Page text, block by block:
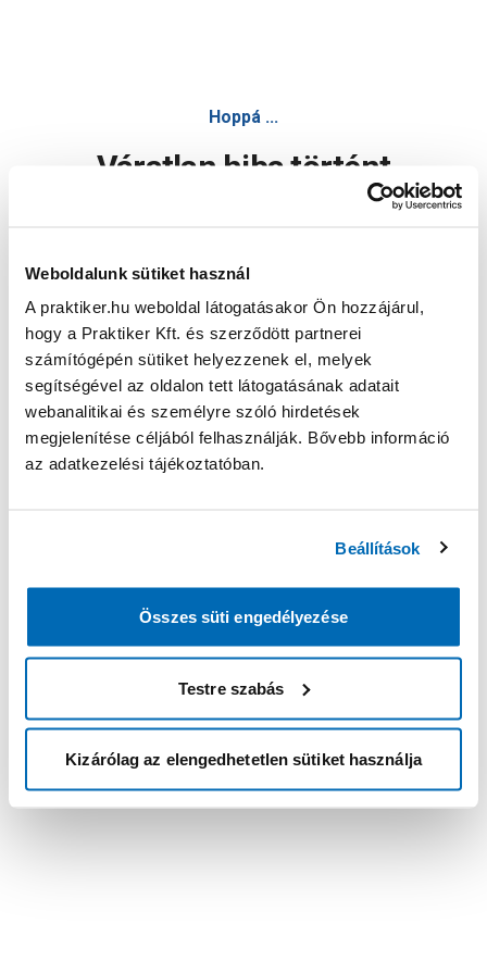
Weboldalunk sütiket használ
A praktiker.hu weboldal látogatásakor Ön hozzájárul,
hogy a Praktiker Kft. és szerződött partnerei
számítógépén sütiket helyezzenek el, melyek
segítségével az oldalon tett látogatásának adatait
webanalitikai és személyre szóló hirdetések
megjelenítése céljából felhasználják. Bővebb információ
az adatkezelési tájékoztatóban.
Beállítások
Összes süti engedélyezése
Testre szabás
Kizárólag az elengedhetetlen sütiket használja
Hoppá ...
Váratlan hiba történt
Oldal újratöltése